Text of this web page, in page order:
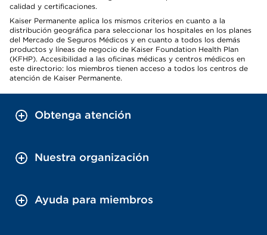
calidad y certificaciones.
Kaiser Permanente aplica los mismos criterios en cuanto a la
distribución geográfica para seleccionar los hospitales en los planes
del Mercado de Seguros Médicos y en cuanto a todos los demás
productos y líneas de negocio de Kaiser Foundation Health Plan
(KFHP). Accesibilidad a las oficinas médicas y centros médicos en
este directorio: los miembros tienen acceso a todos los centros de
atención de Kaiser Permanente.
Obtenga atención
Nuestra organización
Ayuda para miembros